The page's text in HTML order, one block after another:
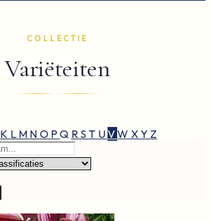
COLLECTIE
Variëteiten
K L M N O PQ R S T UVW XY Z